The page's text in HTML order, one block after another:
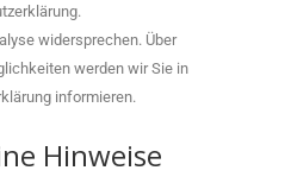
widersprechen. Über
werden wir Sie in
informieren.
Hinweise